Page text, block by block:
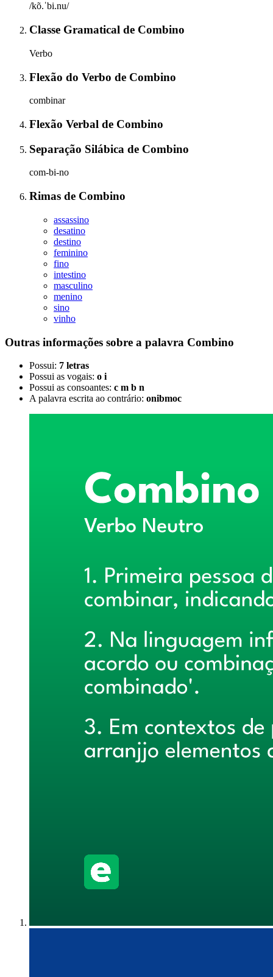
/kõ.ˈbi.nu/
Classe Gramatical de Combino
Verbo
Flexão do Verbo de Combino
combinar
Flexão Verbal de Combino
Separação Silábica de Combino
com-bi-no
Rimas de Combino
assassino
desatino
destino
feminino
fino
intestino
masculino
menino
sino
vinho
Outras informações sobre a palavra Combino
Possui: 7 letras
Possui as vogais: o i
Possui as consoantes: c m b n
A palavra escrita ao contrário: onibmoc